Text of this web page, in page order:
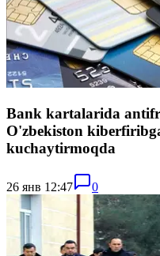
Bank kartalarida
O'zbekiston
kuchaytirmoqda
26 янв 12:47 0